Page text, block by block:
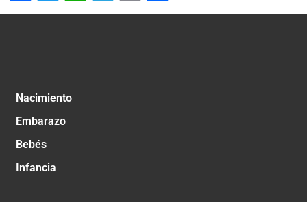
Nacimiento
Embarazo
Bebés
Infancia